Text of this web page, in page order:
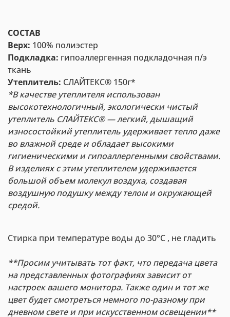
СОСТАВ
Верх: 100% полиэстер
Подкладка: гипоаллергенная подкладочная п/э
ткань
Утеплитель: СЛАЙТЕКС® 150г*
*В качестве утеплителя использован
высокотехнологичный, экологически чистый
утеплитель СЛАЙТЕКС® — легкий, дышащий
износостойкий утеплитель удерживает тепло даже
во влажной среде и обладает высокими
гигиеническими и гипоаллергенными свойствами.
В изделиях с этим утеплителем удерживается
большой объем молекул воздуха, создавая
воздушную подушку между телом и окружающей
средой.
Стирка при температуре воды до 30°С , не гладить
**Просим учитывать тот факт, что передача цвета
на представленных фотографиях зависит от
настроек вашего монитора. Также один и тот же
цвет будет смотреться немного по-разному при
дневном свете и при искусственном освещении**